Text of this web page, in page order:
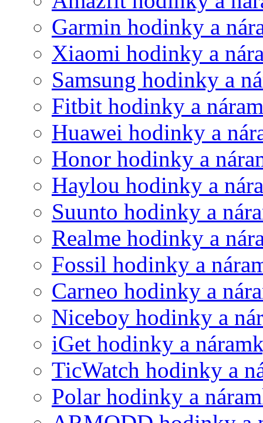
Garmin hodinky a
Xiaomi hodinky a
Samsung hodinky a
Fitbit hodinky a
Huawei hodinky a
Honor hodinky a
Haylou hodinky a
Suunto hodinky a
Realme hodinky a
Fossil hodinky a
Carneo hodinky a
Niceboy hodinky a
iGet hodinky a
TicWatch hodinky a
Polar hodinky a